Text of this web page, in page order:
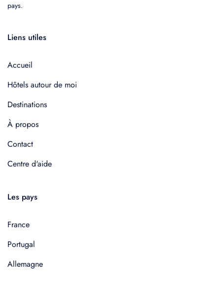
pays.
Liens utiles
Accueil
Hôtels autour de moi
Destinations
À propos
Contact
Centre d'aide
Les pays
France
Portugal
Allemagne